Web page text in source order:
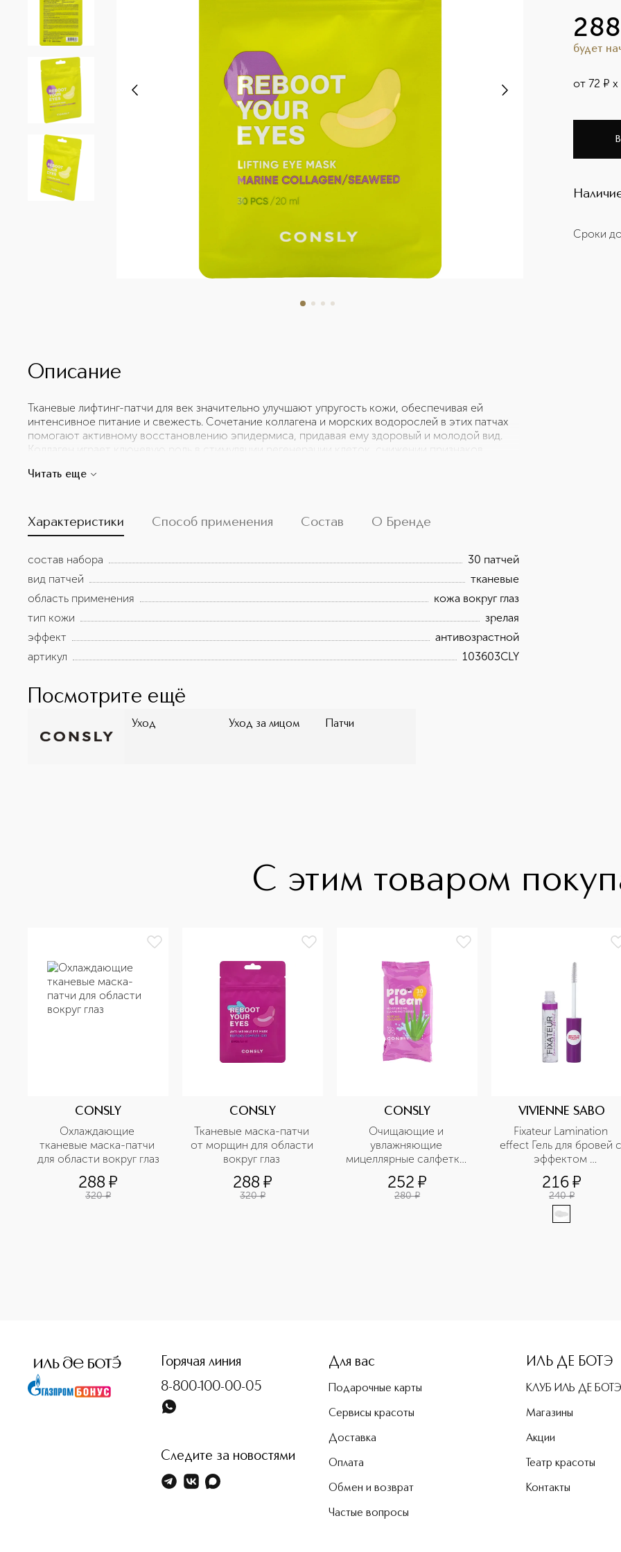
288
будет
от72 ¤
Сроки
Описание
Тканевые лифтинг-патчи для век значительно улучшают упругость кожи, обеспечивая ей
интенсивное питание и свежесть. Сочетание коллагена и морских водорослей в этих патчах
помогают активному восстановлению эпидермиса, придавая ему здоровый и молодой вид.
Коллаген играет ключевую роль в стимуляции регенерации клеток, снижении признаков
Chlorella Vulgaris, Porphyra Yezoensis, Undaria Pinnatifida) и морская вода обогащают ткани
Подходят для всех типов кожи.
Читать еще
Характеристики Способ применения Состав О Бренде
состав набора
30 патчей
вид патчей
тканевые
область применения
кожа вокруг глаз
тип кожи
зрелая
эффект
антивозрастной
артикул
103603CLY
Посмотрите ещё
Уход Уход за лицом Патчи
С этим товаром
CONSLY
Охлаждающие
тканевые маска-патчи
для области вокруг глаз
288 ¤
320 ¤
CONSLY
Тканевые маска-патчи
от морщин для области
288 ¤
320 ¤
CONSLY
Очищающие и
увлажняющие
мицеллярные салфетки
с коллагеном и алоэт
252 ¤
280 ¤
VIVIENNE SABO
Fixateur Lamination
effect Гель для бровей с
эффектом
ламинирования
216¤
240 ¤
Горячая линия
8-800-100-00-05
Следите за новостями
Для вас
Подарочные карты
Сервисы красоты
Доставка
Оплата
Обмен и возврат
Частые вопросы
ИЛЬ ДЕ БОТЭ
КЛУБ ИЛЬ ДЕ БОТЭ
Магазины
Акции
Театр красоты
Контакты